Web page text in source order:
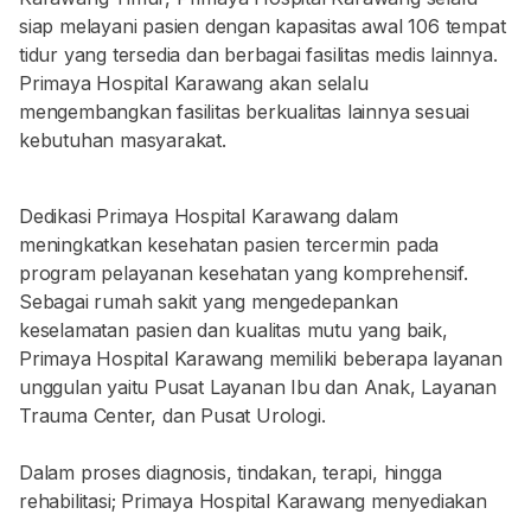
siap melayani pasien dengan kapasitas awal 106 tempat
tidur yang tersedia dan berbagai fasilitas medis lainnya.
Primaya Hospital Karawang akan selalu
mengembangkan fasilitas berkualitas lainnya sesuai
kebutuhan masyarakat.
Dedikasi Primaya Hospital Karawang dalam
meningkatkan kesehatan pasien tercermin pada
program pelayanan kesehatan yang komprehensif.
Sebagai rumah sakit yang mengedepankan
keselamatan pasien dan kualitas mutu yang baik,
Primaya Hospital Karawang memiliki beberapa layanan
unggulan yaitu Pusat Layanan Ibu dan Anak, Layanan
Trauma Center, dan Pusat Urologi.
Dalam proses diagnosis, tindakan, terapi, hingga
rehabilitasi; Primaya Hospital Karawang menyediakan